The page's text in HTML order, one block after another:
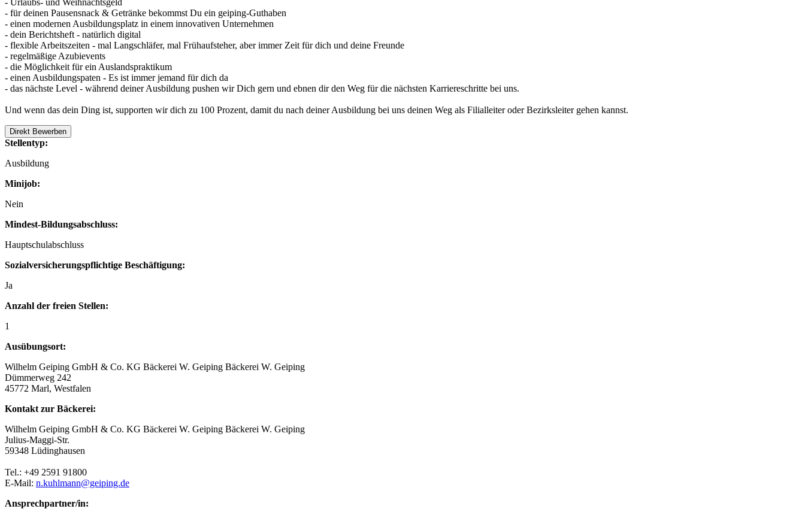
- für deinen Pausensnack & Getränke bekommst Du ein geiping-Guthaben
- einen modernen Ausbildungsplatz in einem innovativen Unternehmen
- dein Berichtsheft - natürlich digital
- flexible Arbeitszeiten - mal Langschläfer, mal Frühaufsteher, aber immer Zeit für dich und deine Freunde
- regelmäßige Azubievents
- die Möglichkeit für ein Auslandspraktikum
- einen Ausbildungspaten - Es ist immer jemand für dich da
- das nächste Level - während deiner Ausbildung pushen wir Dich gern und ebnen dir den Weg für die nächsten Karriereschritte bei uns.
Und wenn das dein Ding ist, supporten wir dich zu 100 Prozent, damit du nach deiner Ausbildung bei uns deinen Weg als Filialleiter oder Bezirksleiter gehen kannst.
Direkt Bewerben
Stellentyp:
Ausbildung
Minijob:
Nein
Mindest-Bildungsabschluss:
Hauptschulabschluss
Sozialversicherungspflichtige Beschäftigung:
Ja
Anzahl der freien Stellen:
1
Ausübungsort:
Wilhelm Geiping GmbH & Co. KG Bäckerei W. Geiping Bäckerei W. Geiping
Dümmerweg 242
45772 Marl, Westfalen
Kontakt zur Bäckerei:
Wilhelm Geiping GmbH & Co. KG Bäckerei W. Geiping Bäckerei W. Geiping
Julius-Maggi-Str.
59348 Lüdinghausen
Tel.: +49 2591 91800
E-Mail: n.kuhlmann@geiping.de
Ansprechpartner/in: